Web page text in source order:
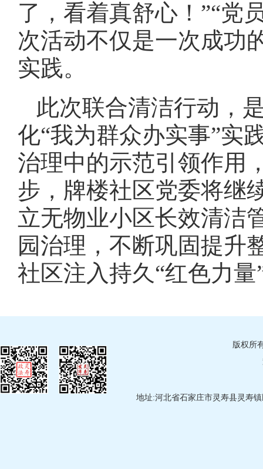
了，看着真舒心！”“党
次活动不仅是一次成功
实践。
此次联合清洁行动，
化“我为群众办实事”实
治理中的示范引领作用
步，牌楼社区党委将继
立无物业小区长效清洁
园治理，不断巩固提升
社区注入持久“红色力量